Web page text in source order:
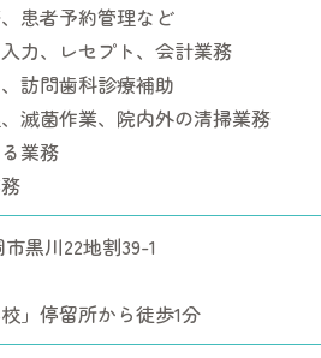
患者予約管理など
力、レセプト、会計業務
訪問歯科診療補助
滅菌作業、院内外の清掃業務
業務
黒川22地割39-1
」停留所から徒歩1分